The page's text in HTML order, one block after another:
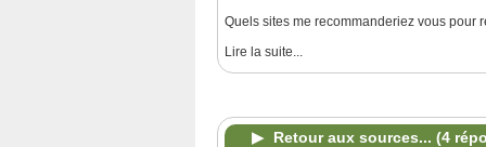
Quels sites me recommanderiez vous pour
Lire la suite...
Retour aux sources... (4